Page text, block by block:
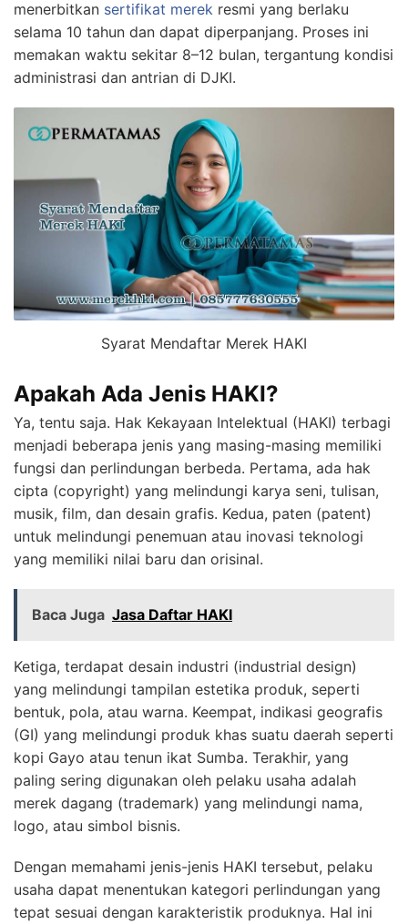
menerbitkan sertifikat merek resmi yang berlaku
selama 10 tahun dan dapat diperpanjang. Proses ini
memakan waktu sekitar 8–12 bulan, tergantung kondisi
administrasi dan antrian di DJKI.
Syarat Mendaftar Merek HAKI
Apakah Ada Jenis HAKI?
Ya, tentu saja. Hak Kekayaan Intelektual (HAKI) terbagi
menjadi beberapa jenis yang masing-masing memiliki
fungsi dan perlindungan berbeda. Pertama, ada hak
cipta (copyright) yang melindungi karya seni, tulisan,
musik, film, dan desain grafis. Kedua, paten (patent)
untuk melindungi penemuan atau inovasi teknologi
yang memiliki nilai baru dan orisinal.
Baca Juga Jasa Daftar HAKI
Ketiga, terdapat desain industri (industrial design)
yang melindungi tampilan estetika produk, seperti
bentuk, pola, atau warna. Keempat, indikasi geografis
(GI) yang melindungi produk khas suatu daerah seperti
kopi Gayo atau tenun ikat Sumba. Terakhir, yang
paling sering digunakan oleh pelaku usaha adalah
merek dagang (trademark) yang melindungi nama,
logo, atau simbol bisnis.
Dengan memahami jenis-jenis HAKI tersebut, pelaku
usaha dapat menentukan kategori perlindungan yang
tepat sesuai dengan karakteristik produknya. Hal ini